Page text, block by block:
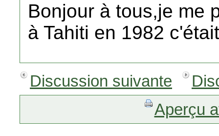
Bonjour à tous,je me
à Tahiti en 1982
Discussion suivante
Aperçu